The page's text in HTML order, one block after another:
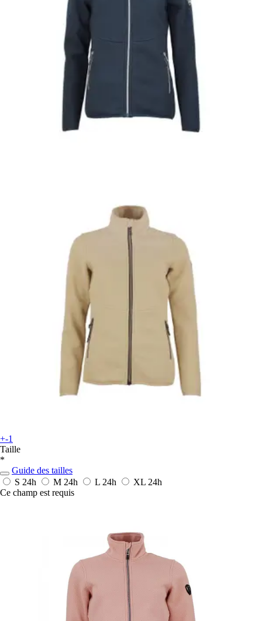
+-1
Taille
*
Guide des tailles
S 24h M 24h L 24h XL 24h
Ce champ est requis